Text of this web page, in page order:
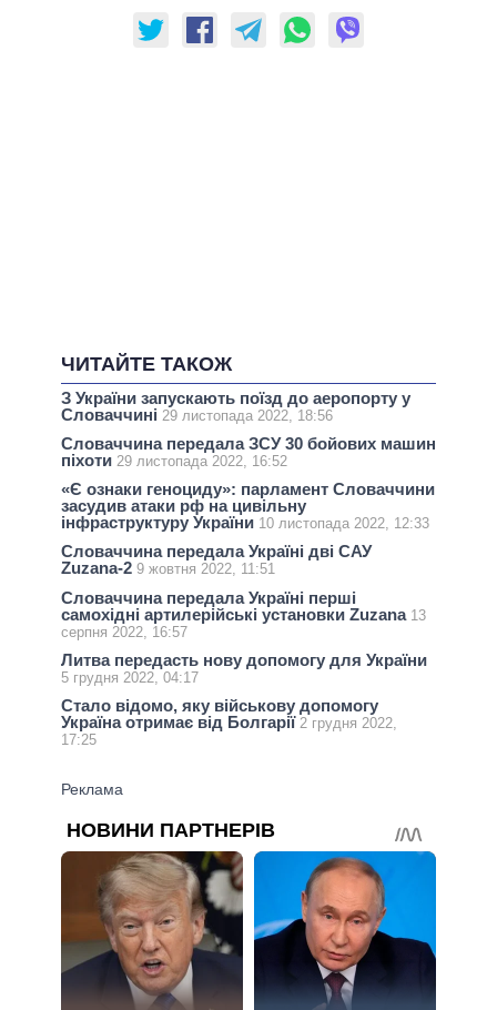
ЧИТАЙТЕ ТАКОЖ
З України запускають поїзд до аеропорту у
Словаччині 29 листопада 2022, 18:56
Словаччина передала ЗСУ 30 бойових машин
піхоти 29 листопада 2022, 16:52
«Є ознаки геноциду»: парламент Словаччини
засудив атаки рф на цивільну
інфраструктуру України 10 листопада 2022, 12:33
Словаччина передала Україні дві САУ
Zuzana-2 9 жовтня 2022, 11:51
Словаччина передала Україні перші
самохідні артилерійські установки Zuzana 13
серпня 2022, 16:57
Литва передасть нову допомогу для України
5 грудня 2022, 04:17
Стало відомо, яку військову допомогу
Україна отримає від Болгарії 2 грудня 2022,
17:25